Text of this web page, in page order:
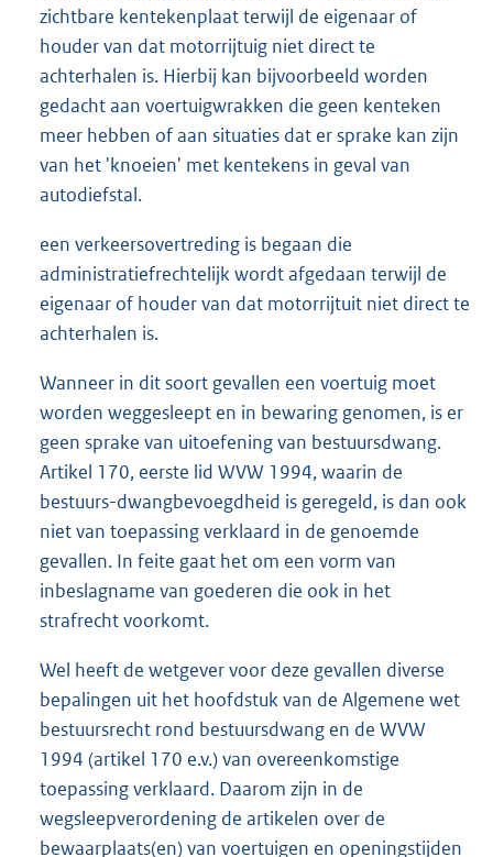
zichtbare kentekenplaat terwijl de eigenaar of
houder van dat motorrijtuig niet direct te
achterhalen is. Hierbij kan bijvoorbeeld worden
gedacht aan voertuigwrakken die geen kenteken
meer hebben of aan situaties dat er sprake kan zijn
van het 'knoeien' met kentekens in geval van
autodiefstal.
een verkeersovertreding is begaan die
administratiefrechtelijk wordt afgedaan terwijl de
eigenaar of houder van dat motorrijtuit niet direct te
achterhalen is.
Wanneer in dit soort gevallen een voertuig moet
worden weggesleept en in bewaring genomen, is er
geen sprake van uitoefening van bestuursdwang.
Artikel 170, eerste lid WVW 1994, waarin de
bestuurs-dwangbevoegdheid is geregeld, is dan ook
niet van toepassing verklaard in de genoemde
gevallen. In feite gaat het om een vorm van
inbeslagname van goederen die ook in het
strafrecht voorkomt.
Wel heeft de wetgever voor deze gevallen diverse
bepalingen uit het hoofdstuk van de Algemene wet
bestuursrecht rond bestuursdwang en de WVW
1994 (artikel 170 e.v.) van overeenkomstige
toepassing verklaard. Daarom zijn in de
wegsleepverordening de artikelen over de
bewaarplaats(en) van voertuigen en openingstijden